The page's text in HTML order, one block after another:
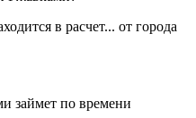
в расчет... от города
займет по времени